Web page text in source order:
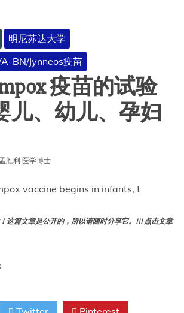
明尼苏达大学
BN/Jynneos疫苗
疫苗的试验
儿、幼儿、孕妇
胜利 医学博士
vaccine begins in infants, t
这篇文章是公开的，所以请随时分享它。!!! 点击文章